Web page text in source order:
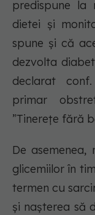
predispune la
dietei și
spune și că
dezvolta
declarat
primar
”Tinerețe fără
De
glicemiilor în
termen cu
și nașterea să